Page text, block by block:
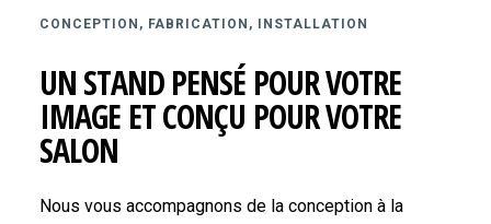
CONCEPTION, FABRICATION, INSTALLATION
UN STAND PENSÉ POUR VOTRE
IMAGE ET CONÇU POUR VOTRE
SALON
Nous vous accompagnons de la conception à la